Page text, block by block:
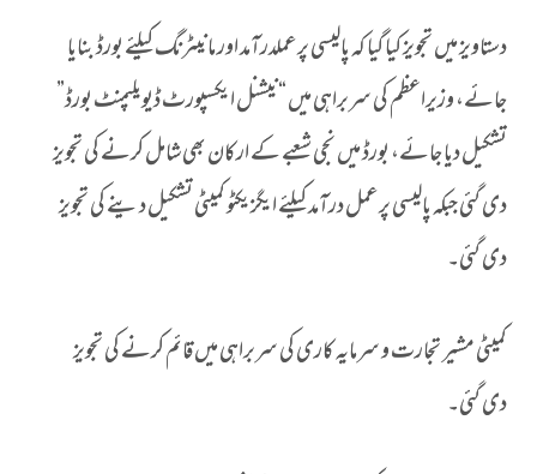
دستاویز میں تجویز کیا گیا کہ پالیسی پر عملدرآمد اور مانیٹرنگ کیلئے بورڈ بنایا
جائے، وزیراعظم کی سربراہی میں “نیشنل ایکسپورٹ ڈیویلپمنٹ بورڈ”
تشکیل دیا جائے، بورڈ میں نجی شعبے کے ارکان بھی شامل کرنے کی تجویز
دی گئی جبکہ پالیسی پر عمل درآمد کیلئے ایگزیکٹو کمیٹی تشکیل دینے کی تجویز
دی گئی۔
کمیٹی مشیر تجارت و سرمایہ کاری کی سربراہی میں قائم کرنے کی تجویز
دی گئی۔